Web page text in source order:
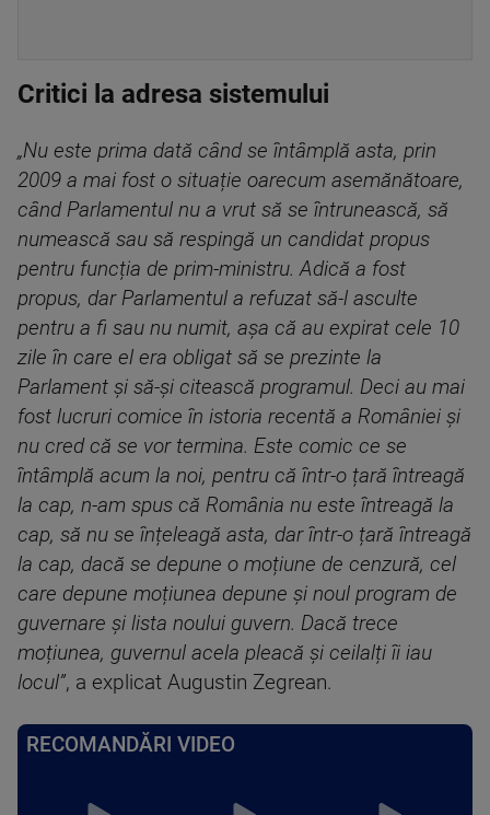
Critici la adresa sistemului
„Nu este prima dată când se întâmplă asta, prin
2009 a mai fost o situație oarecum asemănătoare,
când Parlamentul nu a vrut să se întrunească, să
numească sau să respingă un candidat propus
pentru funcția de prim-ministru. Adică a fost
propus, dar Parlamentul a refuzat să-l asculte
pentru a fi sau nu numit, așa că au expirat cele 10
zile în care el era obligat să se prezinte la
Parlament și să-și citească programul. Deci au mai
fost lucruri comice în istoria recentă a României și
nu cred că se vor termina. Este comic ce se
întâmplă acum la noi, pentru că într-o țară întreagă
la cap, n-am spus că România nu este întreagă la
cap, să nu se înțeleagă asta, dar într-o țară întreagă
la cap, dacă se depune o moțiune de cenzură, cel
care depune moțiunea depune și noul program de
guvernare și lista noului guvern. Dacă trece
moțiunea, guvernul acela pleacă și ceilalți îi iau
locul”, a explicat Augustin Zegrean.
RECOMANDĂRI VIDEO